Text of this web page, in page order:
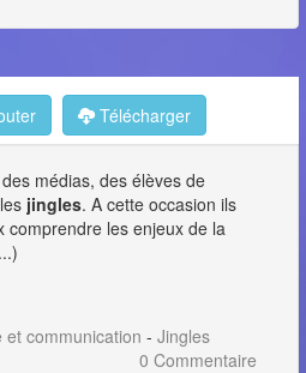
Télécharger
médias, des élèves de
jingles. A cette occasion ils
comprendre les enjeux de la
communication -Jingles
0 Commentaire